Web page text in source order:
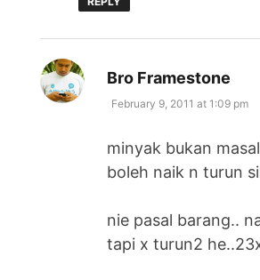
Bro Framestone
February 9, 2011 at 1:09 pm
minyak bukan
boleh naik n turun
nie pasal barang..
tapi x turun2